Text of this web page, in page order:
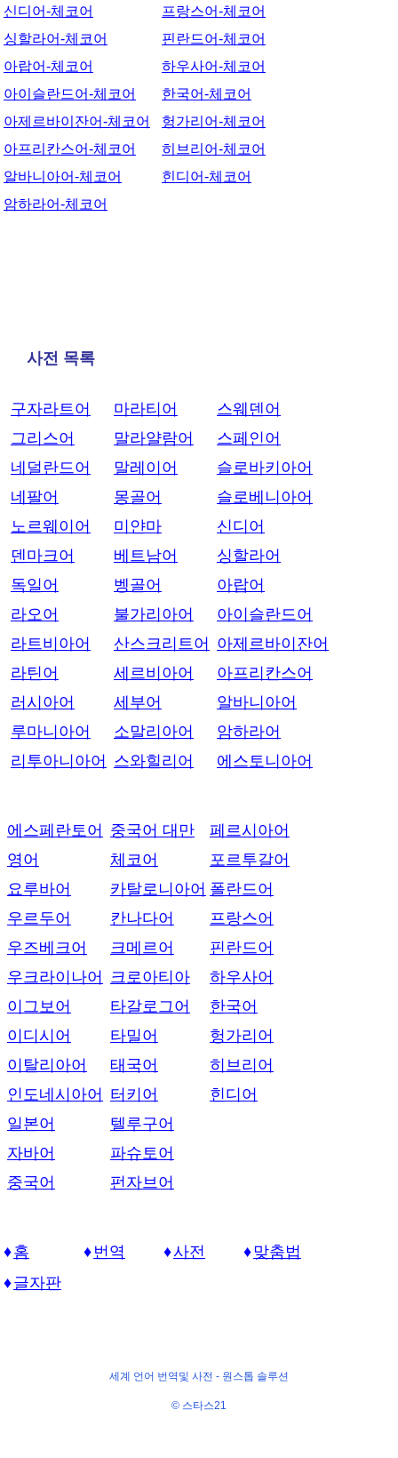
신디어-체코어
싱할라어-체코어
아랍어-체코어
아이슬란드어-체코어
아제르바이잔어-체코어
아프리칸스어-체코어
알바니아어-체코어
암하라어-체코어
프랑스어-체코어
핀란드어-체코어
하우사어-체코어
한국어-체코어
헝가리어-체코어
히브리어-체코어
힌디어-체코어
사전 목록
구자라트어
그리스어
네덜란드어
네팔어
노르웨이어
덴마크어
독일어
라오어
라트비아어
라틴어
러시아어
루마니아어
리투아니아어
마라티어
말라얄람어
말레이어
몽골어
미얀마
베트남어
벵골어
불가리아어
산스크리트어
세르비아어
세부어
소말리아어
스와힐리어
스웨덴어
스페인어
슬로바키아어
슬로베니아어
신디어
싱할라어
아랍어
아이슬란드어
아제르바이잔어
아프리칸스어
알바니아어
암하라어
에스토니아어
에스페란토어
영어
요루바어
우르두어
우즈베크어
우크라이나어
이그보어
이디시어
이탈리아어
인도네시아어
일본어
자바어
중국어
중국어 대만
체코어
카탈로니아어
칸나다어
크메르어
크로아티아
타갈로그어
타밀어
태국어
터키어
텔루구어
파슈토어
펀자브어
페르시아어
포르투갈어
폴란드어
프랑스어
핀란드어
하우사어
한국어
헝가리어
히브리어
힌디어
홈 번역 사전
맞춤법
글자판
세계 언어 번역및 사전 - 원스톱 솔루션
© 스타스21